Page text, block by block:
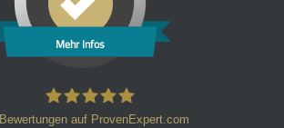
Mehr Infos
Bewertungen auf ProvenExpert.com